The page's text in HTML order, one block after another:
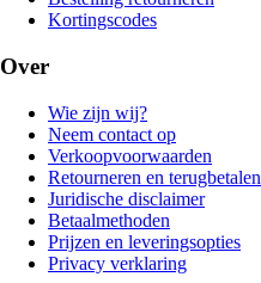
Kortingscodes
Over
Wie zijn wij?
Neem contact op
Verkoopvoorwaarden
Retourneren en terugbetalen
Juridische disclaimer
Betaalmethoden
Prijzen en leveringsopties
Privacy verklaring